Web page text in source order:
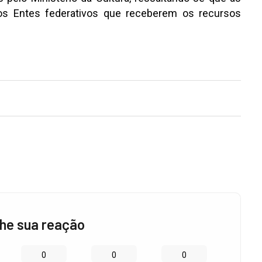
Entes federativos que receberem os recursos
sua reação
0 0 0